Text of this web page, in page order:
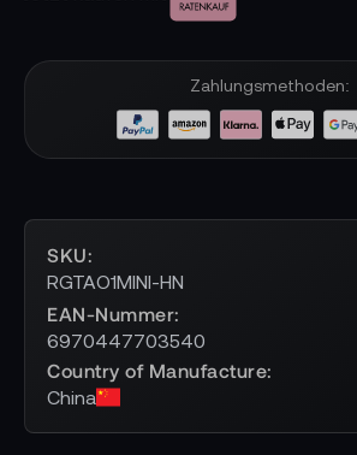
Zahlungsmethoden:
SKU
RGTAO1MINI-HN
EAN-Nummer
6970447703540
Country of Manufacture
China